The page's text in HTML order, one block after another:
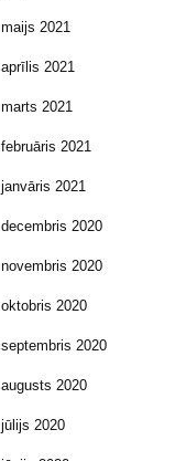
maijs 2021
aprīlis 2021
marts 2021
februāris 2021
janvāris 2021
decembris 2020
novembris 2020
oktobris 2020
septembris 2020
augusts 2020
jūlijs 2020